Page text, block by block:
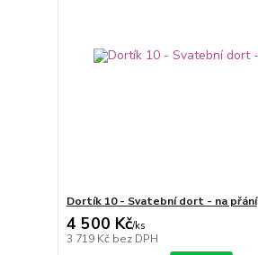
Dortík 10 - Svatební dort - na přání
4 500 Kč/ks
3 719 Kč bez DPH